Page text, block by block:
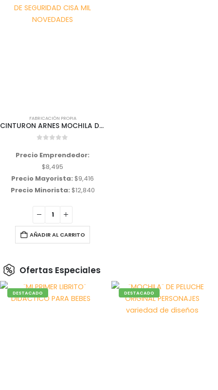
FABRICACIÓN PROPIA
CINTURON ARNES MOCHILA DE SEGURIDAD CISA MIL NOVEDADES
Precio Emprendedor:
$8,495
Precio Mayorista: $9,416
Precio Minorista: $12,840
AÑADIR AL CARRITO
Ofertas Especiales
DESTACADO DESTACADO